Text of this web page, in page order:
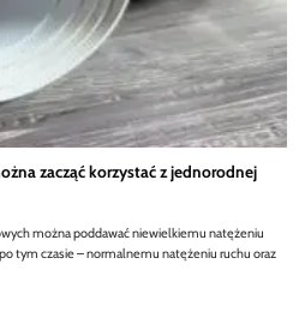
zacząć korzystać z jednorodnej
można poddawać niewielkiemu natężeniu
tym czasie – normalnemu natężeniu ruchu oraz